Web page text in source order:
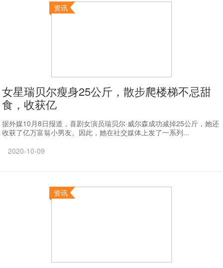
资讯
女星瑞贝尔瘦身25公斤，散步爬楼梯不忌甜
食，收获亿
据外媒10月8日报道，喜剧女演员瑞贝尔·威尔森成功减掉25公斤，她还
收获了亿万富翁小男友。因此，她在社交媒体上发了一系列...
2020-10-09
资讯